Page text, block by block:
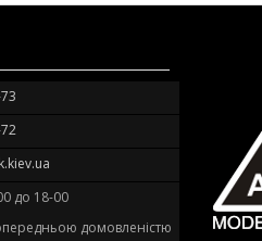
до 18-00
домовленістю